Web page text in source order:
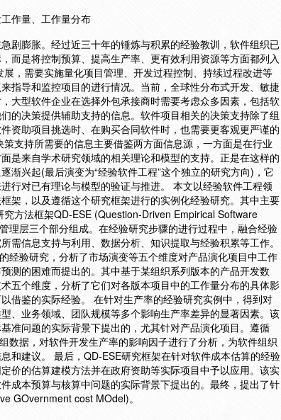
作量、工作量分布
剧膨胀。经过近三十年的锤炼与积累的经验教训，软件组织已
而是将控制预算、提高生产率、更有效利用资源等方面都列入
，需要实施量化项目管理、开发过程控制、持续过程改进等
指导和监控项目的进行情况。当前，全球性分布式开发、敏捷
大型软件企业在选择外包承接商时需要考虑众多因素，包括软
的决策提供辅助支持的信息。软件项目相关的决策支持除了组
资助项目挑选时、在购买合同软件时，也需要更客观更严谨的
支持所需要的信息主要借鉴两方面信息源，一方面是在行业
是来自学术研究领域的相关理论和模型的支持。正是在这样的
渐兴起(最后演变为“经验软件工程”这个独立的研究方向)，它
行对已有理论与模型的验证与推进。 本文以经验软件工程领
架，以及遵循这个研究框架进行的实例化经验研究。其中主要
方法框架QD-ESE (Question-Driven Empirical Software
理层三个部分组成。在经验研究步骤的进行过程中，融合经验
信息支持与利用、数据分析、知识提取与经验积累等工作。
经验研究，分析了市场演变等五个维度对产品演化项目中工作
测的困难而提出的。其中基于某组织系列版本的产品开发数
五个维度，分析了它们对各版本项目中的工作量分布的具体影
借鉴的实际经验。 在针对生产率的经验研究实例中，得到对
、业务领域、团队规模等多个影响生产率差异的显著因素。该
准问题的实际背景下提出的，尤其针对产品演化项目。遵循
数据，对软件开发生产率的影响因子进行了分析，为软件组织
和建议。 最后，QD-ESE研究框架在针对软件成本估算的经验
价的估算建模方法并在政府资助等实际项目中予以应用。该实
成本预算与核算中问题的实际背景下提出的。最终，提出了针
GOvernment cost MOdel)。